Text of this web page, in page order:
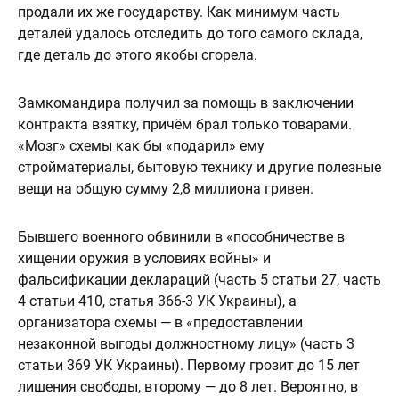
продали их же государству. Как минимум часть
деталей удалось отследить до того самого склада,
где деталь до этого якобы сгорела.
Замкомандира получил за помощь в заключении
контракта взятку, причём брал только товарами.
«Мозг» схемы как бы «подарил» ему
стройматериалы, бытовую технику и другие полезные
вещи на общую сумму 2,8 миллиона гривен.
Бывшего военного обвинили в «пособничестве в
хищении оружия в условиях войны» и
фальсификации деклараций (часть 5 статьи 27, часть
4 статьи 410, статья 366-3 УК Украины), а
организатора схемы — в «предоставлении
незаконной выгоды должностному лицу» (часть 3
статьи 369 УК Украины). Первому грозит до 15 лет
лишения свободы, второму — до 8 лет. Вероятно, в